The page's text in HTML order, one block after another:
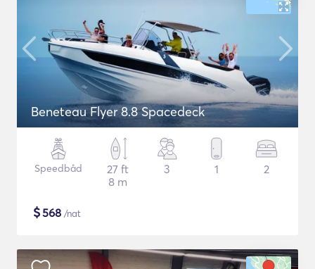
Beneteau Flyer 8.8 Spacedeck
Speedbåd
27 ft
8 m
3 1 2
$568 /nat